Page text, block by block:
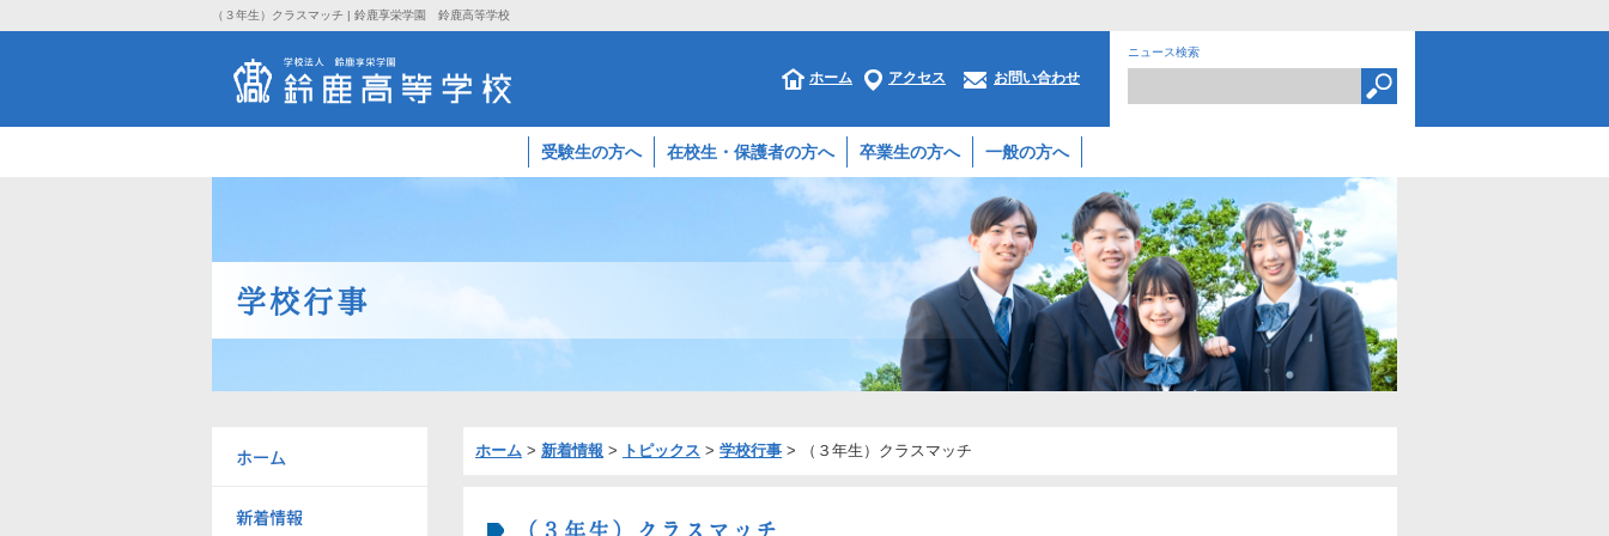
（３年生）クラスマッチ | 鈴鹿享栄学園 鈴鹿高等学校
お問い合わせ
アクセス
ホーム
ニュース検索
受験生の方へ 在校生・保護者の方へ 卒業生の方へ 一般の方へ
学校行事
ホーム > 新着情報 > トピックス > 学校行事 > （３年生）クラスマッチ
（３年生）クラスマッチ